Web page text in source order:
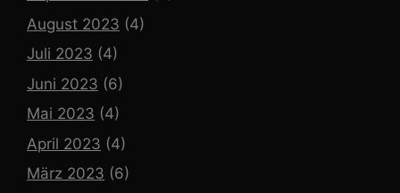
August 2023 (4)
Juli 2023 (4)
Juni 2023 (6)
Mai 2023 (4)
April 2023 (4)
März 2023 (6)